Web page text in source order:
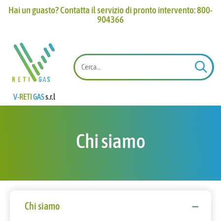
Hai un guasto? Contatta il servizio di pronto intervento: 800-
904366​
V-RETIGASs.r.l
Chi siamo
Chi siamo